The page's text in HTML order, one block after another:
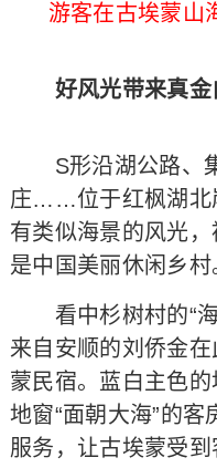
游客在古埃蒙山
好风光带来真金
S形沿湖公路、集
庄……位于红枫湖北
有类似海景的风光，
是中国美丽休闲乡村
看中杉树村的“海
来自安顺的刘侨金
蒙民宿。蓝白主色
地窗“面朝大海”的客
服务，让古埃蒙受